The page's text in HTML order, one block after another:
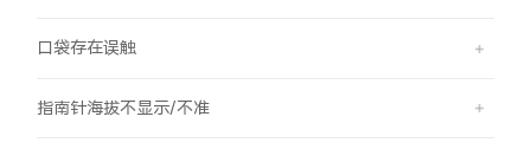
口袋存在误触
指南针海拔不显示/不准